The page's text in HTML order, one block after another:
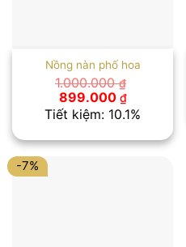
Nồng nàn phố hoa
1.000.000₫
Giá
gốc
là:
899.000 ₫Giá
hiện
tại
899.000 ₫.
Tiết kiệm: 10.1%
-7%